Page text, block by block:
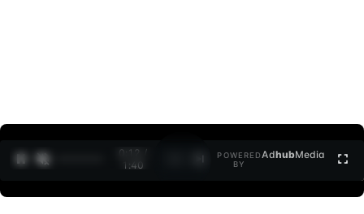
0:12 /
1:40
POWERED
BY
AdhubMedia